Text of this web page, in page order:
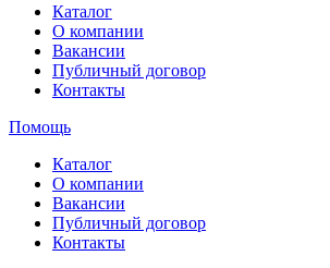
Каталог
О компании
Вакансии
Публичный договор
Контакты
Помощь
Каталог
О компании
Вакансии
Публичный договор
Контакты